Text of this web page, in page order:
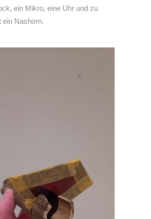
ein Mikro, eine Uhr und zu
ein Nashorn.